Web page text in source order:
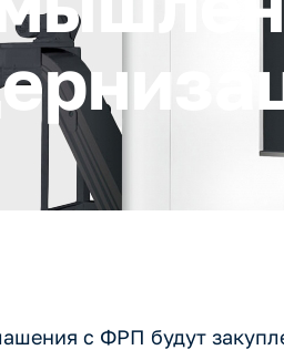
с ФРП будут